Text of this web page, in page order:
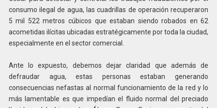
consumo ilegal de agua, las cuadrillas de operación recuperaron
5 mil 522 metros cúbicos que estaban siendo robados en 62
acometidas ilícitas ubicadas estratégicamente por toda la ciudad,
especialmente en el sector comercial.
Ante lo expuesto, debemos dejar claridad que además de
defraudar agua, estas personas estaban generando
consecuencias nefastas al normal funcionamiento de la red y lo
más lamentable es que impedían el fluido normal del preciado